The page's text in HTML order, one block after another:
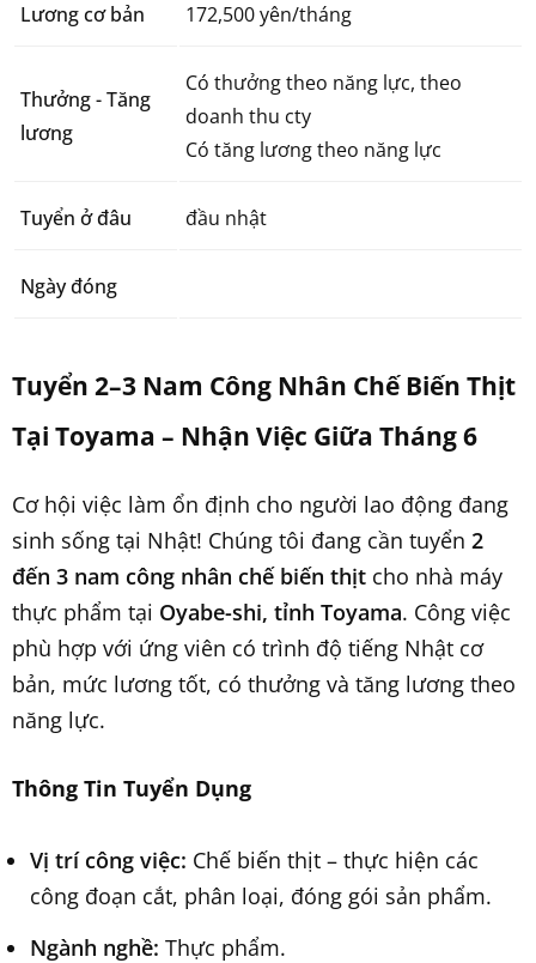
Lương cơ bản 172,500 yên/tháng
Thưởng - Tăng
lương
Có thưởng theo năng lực, theo
doanh thu cty
Có tăng lương theo năng lực
Tuyển ở đâu đầu nhật
Ngày đóng
Tuyển 2–3 Nam Công Nhân Chế Biến Thịt
Tại Toyama – Nhận Việc Giữa Tháng 6
Cơ hội việc làm ổn định cho người lao động đang
sinh sống tại Nhật! Chúng tôi đang cần tuyển 2
đến 3 nam công nhân chế biến thịt cho nhà máy
thực phẩm tại Oyabe-shi, tỉnh Toyama. Công việc
phù hợp với ứng viên có trình độ tiếng Nhật cơ
bản, mức lương tốt, có thưởng và tăng lương theo
năng lực.
Thông Tin Tuyển Dụng
Vị trí công việc: Chế biến thịt – thực hiện các
công đoạn cắt, phân loại, đóng gói sản phẩm.
Ngành nghề: Thực phẩm.